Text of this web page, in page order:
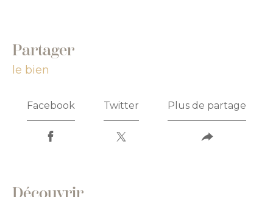
partager
le bien
Facebook Twitter Plus de partage